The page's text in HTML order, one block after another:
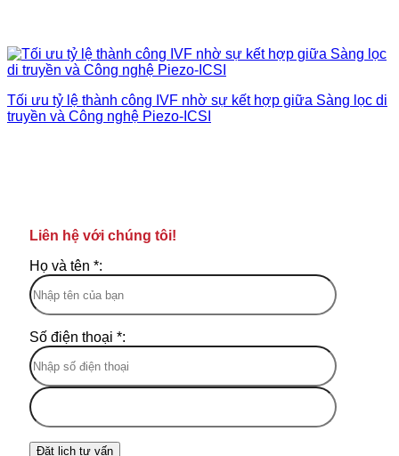
Tối ưu tỷ lệ thành công IVF nhờ sự kết hợp giữa Sàng lọc di
truyền và Công nghệ Piezo-ICSI
Liên hệ với chúng tôi!
Họ và tên *:
Số điện thoại *: